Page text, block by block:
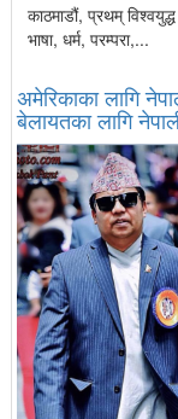
काठमाडौं, प्रथम्
भाषा, धर्म, परम्परा,...
अमेरिकाका लागि
बेलायतका लागि